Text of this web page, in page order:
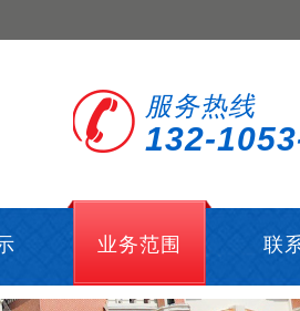
服务热线
132-
业务范围 联